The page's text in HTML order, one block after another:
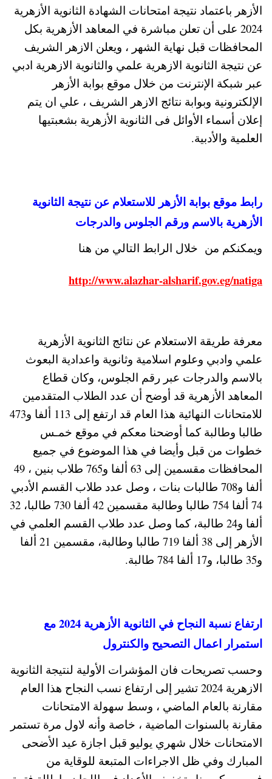
الأزهر باعتماد نتيجة امتحانات الشهادة الثانوية الأزهرية
2024 على أن تعلن مباشرة في المعاهد الأزهرية بكل
المحافظات قبل نهاية الشهر ، ويعلن الازهر الشريف
عن نتيجة الثانوية الازهرية علمي والثانوية الازهرية ادبي
عبر شبكة الإنترنت من خلال موقع بوابة الأزهر
الإلكترونية وبوابة نتائج الازهر الشريف ، علي ان يتم
إعلان أسماء الأوائل فى الثانوية الأزهرية بشعبتيها
العلمية والأدبية.
رابط موقع بوابة الأزهر للاستعلام عن نتيجة الثانوية
الأزهرية بالاسم ورقم الجلوس والدرجات
ويمكنكم من خلال الرابط التالي من هنا
http://www.alazhar-alsharif.gov.eg/natiga
معرفة طريقة الاستعلام عن نتائج الثانوية الأزهرية
علمي وادبي وعلوم اسلامية وثانوية واعدادية البعوث
بالاسم والدرجات عبر رقم الجلوس، وكان قطاع
المعاهد الأزهرية قد أوضح أن عدد الطلاب المتقدمين
للامتحانات النهائية هذا العام قد ارتفع إلى 113 ألفا و473
طالبا وطالبة كما أوضحنا معكم في موقع خمـس
خطوات من قبل وأيضا في هذا الموضوع في جميع
المحافظات مقسمين إلى 63 ألفا و765 طلاب بنين ، 49
ألفا و708 طالبات بنات ، وصل عدد طلاب القسم الأدبي
74 ألفا 754 طالبا وطالبة مقسمين 42 ألفا 730 طالبا، 32
ألفا و24 طالبة، كما وصل عدد طلاب القسم العلمي في
الأزهر إلى 38 ألفا 719 طالبا وطالبة، مقسمين 21 ألفا
و35 طالبا، و17 ألفا 784 طالبة.
ارتفاع نسبة النجاح في الثانوية الأزهرية 2024 مع
استمرار اعمال التصحيح والكنترول
وحسب تصريحات فان المؤشرات الأولية لنتيجة الثانوية
الازهرية 2024 تشير إلى ارتفاع نسب النجاح هذا العام
مقارنة بالعام الماضي ، وسط سهولة الامتحانات
مقارنة بالسنوات الماضية ، خاصة وأنه لاول مرة تستمر
الامتحانات خلال شهري يوليو قبل اجازة عيد الأضحى
المبارك وفي ظل الاجراءات المتبعة للوقاية من